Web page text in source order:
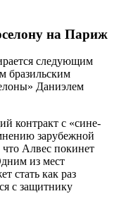
на Париж
следующим
бразильским
Даниэлем
контракт с «сине-
зарубежной
что Алвес покинет
из мест
стать как раз
с защитнику